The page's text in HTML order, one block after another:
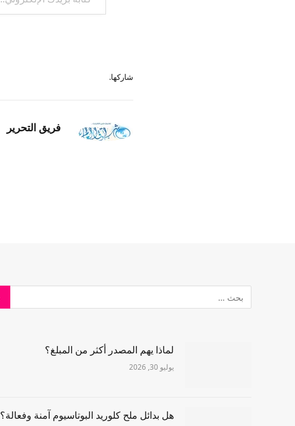
شاركها.
فريق التحرير
لماذا يهم المصدر أكثر من المبلغ؟
يوليو 30, 2026
هل بدائل ملح كلوريد البوتاسيوم آمنة وفعالة؟